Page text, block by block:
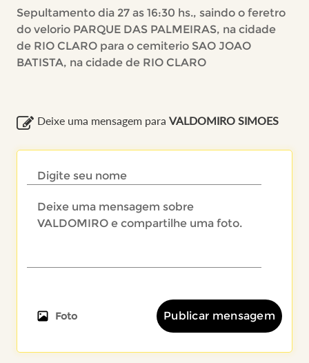
Sepultamento dia 27 as 16:30 hs., saindo o feretro
do velorio PARQUE DAS PALMEIRAS, na cidade
de RIO CLARO para o cemiterio SAO JOAO
BATISTA, na cidade de RIO CLARO
Deixe uma mensagem para VALDOMIRO SIMOES
Foto Publicar mensagem